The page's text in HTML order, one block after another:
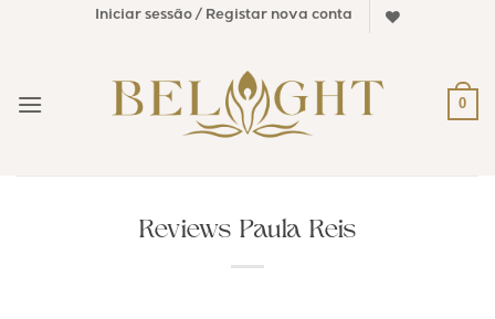
Iniciar sessão / Registar nova conta
0
Reviews Paula Reis